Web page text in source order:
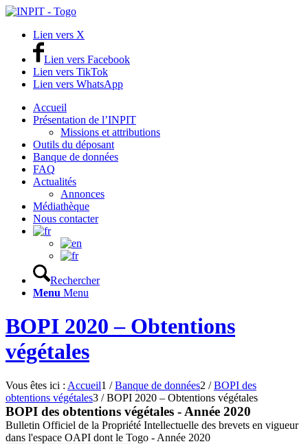
Lien vers X
Lien vers Facebook
Lien vers TikTok
Lien vers WhatsApp
Accueil
Présentation de l’INPIT
Missions et attributions
Outils du déposant
Banque de données
FAQ
Actualités
Annonces
Médiathèque
Nous contacter
Rechercher
Menu Menu
BOPI 2020 – Obtentions
végétales
Vous êtes ici : Accueil1 / Banque de données2 / BOPI des
obtentions végétales3 / BOPI 2020 – Obtentions végétales
BOPI des obtentions végétales - Année 2020
Bulletin Officiel de la Propriété Intellectuelle des brevets en vigueur
dans l'espace OAPI dont le Togo - Année 2020